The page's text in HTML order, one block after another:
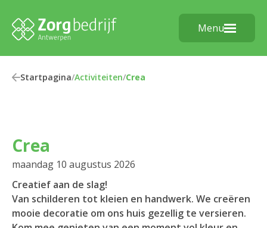
Menu
Startpagina/Activiteiten/Crea
Crea
maandag 10 augustus 2026
Creatief aan de slag!
Van schilderen tot kleien en handwerk. We creëren
mooie decoratie om ons huis gezellig te versieren.